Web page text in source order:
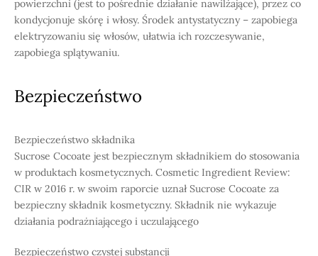
powierzchni (jest to pośrednie działanie nawilżające), przez co
kondycjonuje skórę i włosy. Środek antystatyczny – zapobiega
elektryzowaniu się włosów, ułatwia ich rozczesywanie,
zapobiega splątywaniu.
Bezpieczeństwo
Bezpieczeństwo składnika
Sucrose Cocoate jest bezpiecznym składnikiem do stosowania
w produktach kosmetycznych. Cosmetic Ingredient Review:
CIR w 2016 r. w swoim raporcie uznał Sucrose Cocoate za
bezpieczny składnik kosmetyczny. Składnik nie wykazuje
działania podrażniającego i uczulającego
Bezpieczeństwo czystej substancji